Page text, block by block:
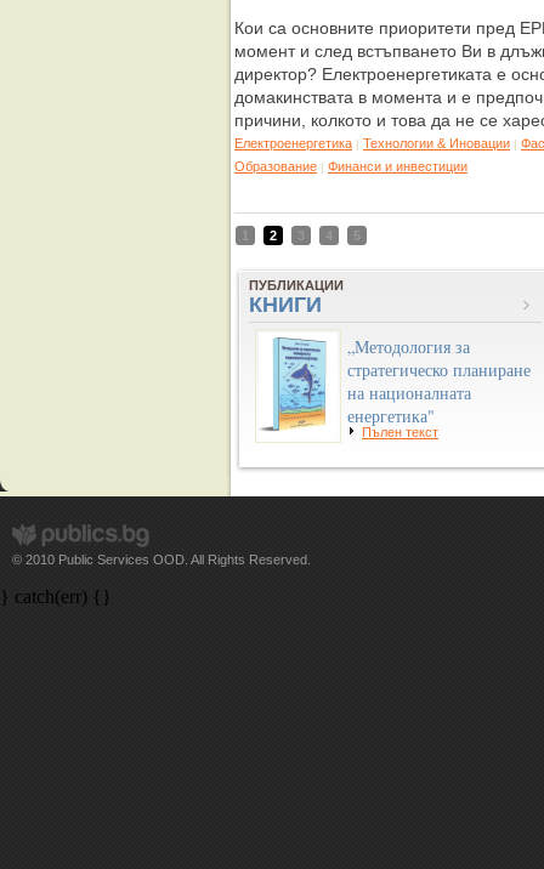
Кои са основните приоритети пред
момент и след встъпването Ви в
директор? Електроенергетиката е
домакинствата в момента и е
причини, колкото и това да не се
Eлектроенергетика | Технологии & Иновации |
Образование | Финанси и инвестиции
1 2 3 4 5
ПУБЛИКАЦИИ
КНИГИ
„Методология за
стратегическо планиране
на националната
енергетика"
Пълен текст
© 2010 Public Services OOD. All Rights Reserved.
} catch(err) {}